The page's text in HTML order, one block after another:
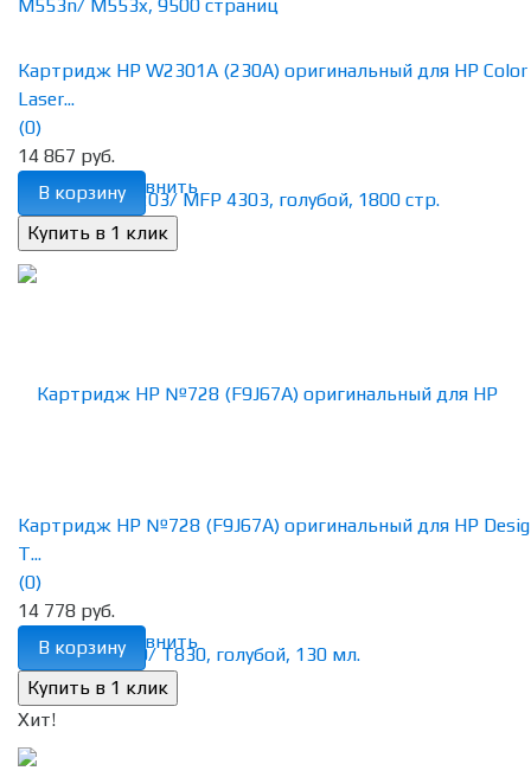
избранное сравнить
Картридж HP W2301A (230A) оригинальный для HP Color
Laser...
(0)
14 867 руб.
В корзину
избранное сравнить
Картридж HP №728 (F9J67A) оригинальный для HP
T...
(0)
14 778 руб.
В корзину
Хит!